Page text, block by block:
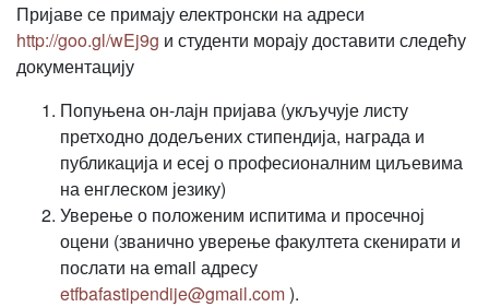
Пријаве се примају електронски на адреси
http://goo.gl/wEj9g и студенти морају доставити следећу
документацију
Попуњена oн-лајн пријава (укључује листу
претходно додељених стипендија, награда и
публикација и есеј о професионалним циљевима
на енглеском језику)
Уверење о положеним испитима и просечној
оцени (званично уверење факултета скенирати и
послати на email адресу
etfbafastipendije@gmail.com).